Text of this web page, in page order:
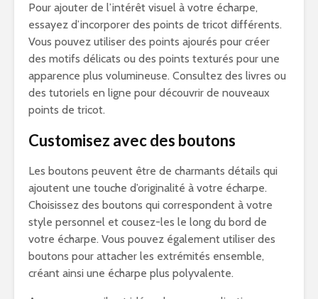
Pour ajouter de l’intérêt visuel à votre écharpe,
essayez d’incorporer des points de tricot différents.
Vous pouvez utiliser des points ajourés pour créer
des motifs délicats ou des points texturés pour une
apparence plus volumineuse. Consultez des livres ou
des tutoriels en ligne pour découvrir de nouveaux
points de tricot.
Customisez avec des boutons
Les boutons peuvent être de charmants détails qui
ajoutent une touche d’originalité à votre écharpe.
Choisissez des boutons qui correspondent à votre
style personnel et cousez-les le long du bord de
votre écharpe. Vous pouvez également utiliser des
boutons pour attacher les extrémités ensemble,
créant ainsi une écharpe plus polyvalente.